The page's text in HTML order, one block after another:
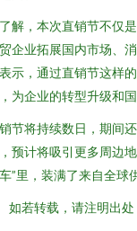
解，本次直销节不仅
企业拓展国内市场、
示，通过直销节这样
为企业的转型升级和
节将持续数日，期间
预计将吸引更多周边
”里，装满了来自全球
如若转载，请注明出